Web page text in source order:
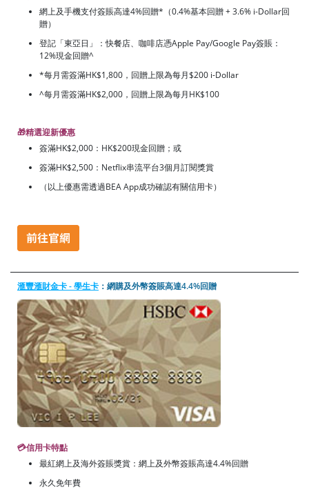
網上及手機支付簽賬高達4%回贈*（0.4%基本回贈 + 3.6% i-Dollar回
贈）
登記「東亞日」：快餐店、咖啡店憑Apple Pay/Google Pay簽賬：
12%現金回贈^
*每月需簽滿HK$1,800，回贈上限為每月$200 i-Dollar
^每月需簽滿HK$2,000，回贈上限為每月HK$100
🎁精選迎新優惠
簽滿HK$2,000：HK$200現金回贈；或
簽滿HK$2,500： Netflix串流平台3個月訂閱獎賞
（以上優惠需透過BEA App成功確認有關信用卡）
滙豐滙財金卡 - 學生卡 ：網購及外幣簽賬高達4.4%回贈
💳信用卡特點
最紅網上及海外簽賬獎賞：網上及外幣簽賬高達4.4%回贈
永久免年費